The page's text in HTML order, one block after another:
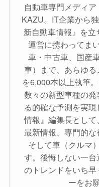
自動車専門メディ
KAZU。IT企業から
新自動車情報』を
運営に携わってま
車・中古車、国産
車）まで、あらゆ
を6,000本以上執筆
数々の新型車種の
る的確な予測を実
情報』編集長とし
最新情報、専門的な
そして車（クルマ
す。後悔しない一
のトレンドをいち
ーをお